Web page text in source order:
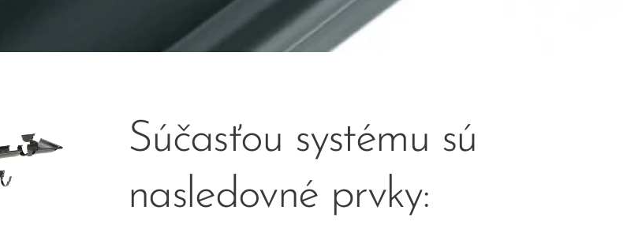
Súčasťou systému sú
nasledovné prvky: